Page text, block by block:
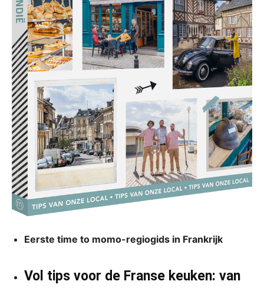
Eerste time to momo-regiogids in Frankrijk
Vol tips voor de Franse keuken: van